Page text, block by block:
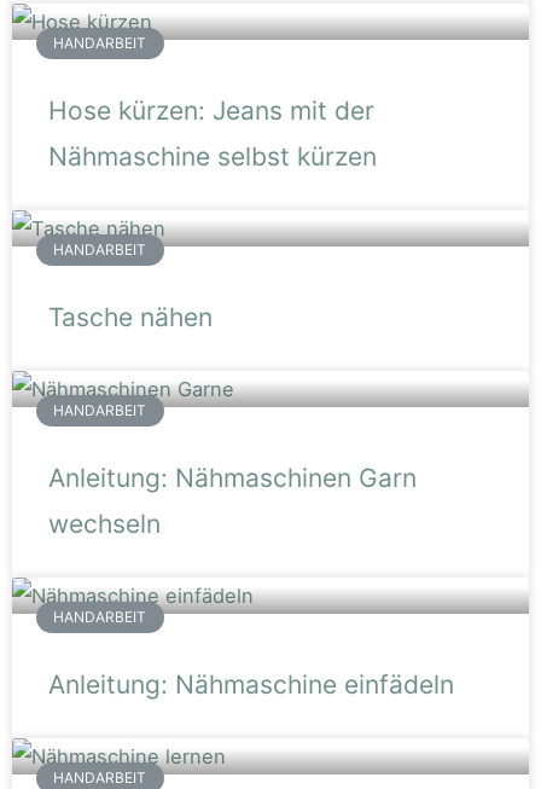
HANDARBEIT
Hose kürzen: Jeans mit der
Nähmaschine selbst kürzen
HANDARBEIT
Tasche nähen
HANDARBEIT
Anleitung: Nähmaschinen Garn
wechseln
HANDARBEIT
Anleitung: Nähmaschine einfädeln
HANDARBEIT